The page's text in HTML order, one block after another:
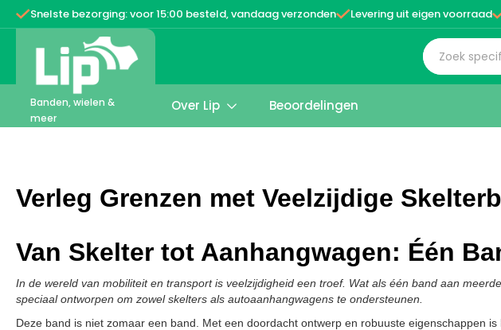
Snelste bezorging: voor 15:00 besteld, vandaag verzondenLevering uit eigen voorraad
Banden, wielen &
meer
Over Lip  Beoordelingen
Verleg Grenzen met Veelzijdige
Van Skelter tot Aanhangwagen: Één
In de wereld van mobiliteit en transport is veelzijdigheid een troef. Wat als één band aan
speciaal ontworpen om zowel skelters als autoaanhangwagens te ondersteunen.
Deze band is niet zomaar een band. Met een doordacht ontwerp en robuuste eigenschappen